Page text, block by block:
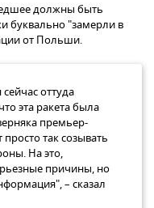
должны быть
буквально "замерли в
от Польши.
оттуда
эта ракета была
премьер-
так созывать
На это,
причины, но
– сказал